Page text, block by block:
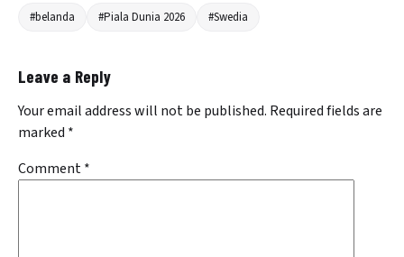
#belanda #Piala Dunia 2026 #Swedia
Leave a Reply
Your email address will not be published. Required fields are
marked *
Comment*